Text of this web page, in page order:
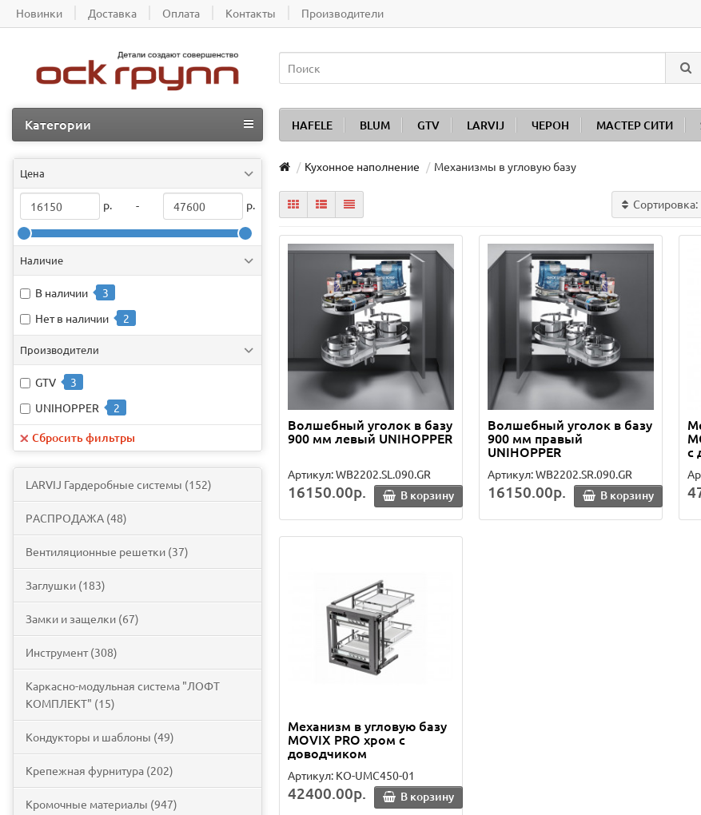
Новинки Доставка Оплата Контакты Производители
HAFELE BLUM GTV LARVIJ ЧЕРОН МАСТЕР СИТИ
Категории
Цена
р. - р.
Наличие
В наличии
3
Нет в наличии
2
Производители
GTV
3
UNIHOPPER
2
Сбросить фильтры
LARVIJ Гардеробные системы (152)
PАСПРОДАЖА (48)
Вентиляционные решетки (37)
Заглушки (183)
Замки и защелки (67)
Инструмент (308)
Каркасно-модульная система "ЛОФТ
КОМПЛЕКТ" (15)
Кондукторы и шаблоны (49)
Крепежная фурнитура (202)
Кромочные материалы (947)
Кухонное наполнение Механизмы в угловую базу
Сортировка:
Волшебный уголок в базу
900 мм левый UNIHOPPER
Артикул: WB2202.SL.090.GR
16150.00р. В корзину
Волшебный уголок в базу
900 мм правый
UNIHOPPER
Артикул: WB2202.SR.090.GR
16150.00р. В корзину
с
Механизм в угловую базу
MOVIX PRO хром с
доводчиком
Артикул: KO-UMC450-01
42400.00р. В корзину